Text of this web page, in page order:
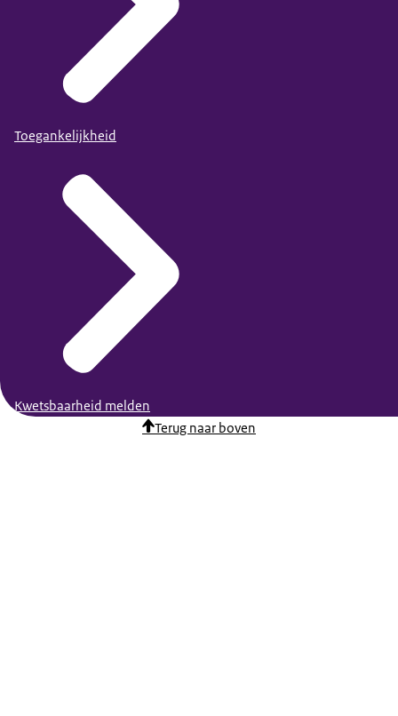
Toegankelijkheid
Kwetsbaarheid melden
Terug naar boven